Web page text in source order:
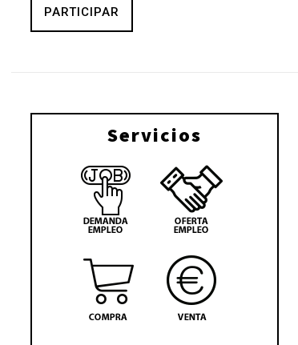
PARTICIPAR
Servicios